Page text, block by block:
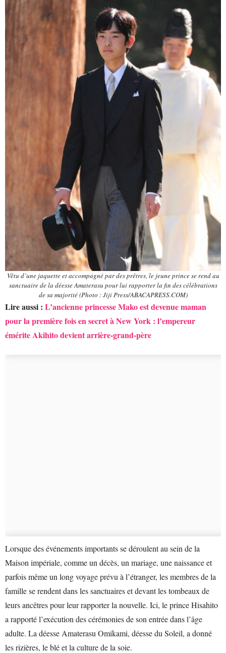
Vêtu d’une jaquette et accompagné par des prêtres, le jeune prince se rend au
sanctuaire de la déesse Amaterasu pour lui rapporter la fin des célébrations
de sa majorité (Photo : Jiji Press/ABACAPRESS.COM)
Lire aussi : L’ancienne princesse Mako est devenue maman
pour la première fois en secret à New York : l’empereur
émérite Akihito devient arrière-grand-père
Lorsque des événements importants se déroulent au sein de la
Maison impériale, comme un décès, un mariage, une naissance et
parfois même un long voyage prévu à l’étranger, les membres de la
famille se rendent dans les sanctuaires et devant les tombeaux de
leurs ancêtres pour leur rapporter la nouvelle. Ici, le prince Hisahito
a rapporté l’exécution des cérémonies de son entrée dans l’âge
adulte. La déesse Amaterasu Omikami, déesse du Soleil, a donné
les rizières, le blé et la culture de la soie.